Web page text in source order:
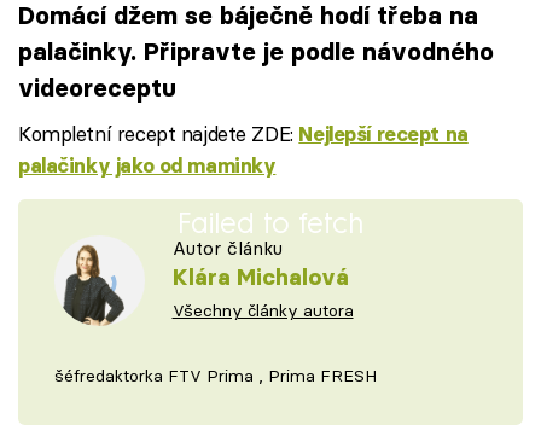
Domácí džem se báječně hodí třeba na
palačinky. Připravte je podle návodného
videoreceptu
Kompletní recept najdete ZDE: Nejlepší recept na
palačinky jako od maminky
Failed to fetch
Autor článku
Klára Michalová
Všechny články autora
šéfredaktorka FTV Prima , Prima FRESH